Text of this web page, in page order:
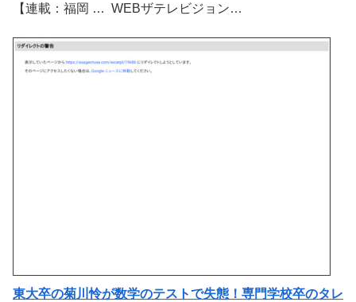
【連載：福岡 … WEBザテレビジョン…
東大卒の菊川怜が数学のテストで失態！専門学校卒のタレ